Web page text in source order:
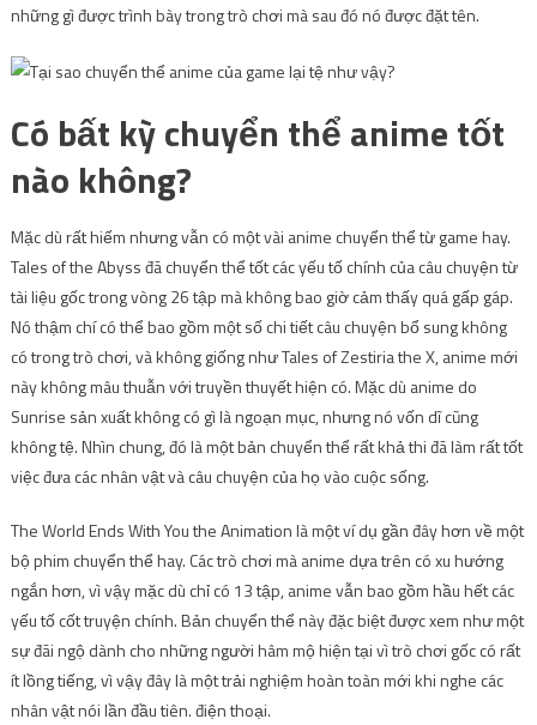
những gì được trình bày trong trò chơi mà sau đó nó được đặt tên.
Có bất kỳ chuyển thể anime tốt
nào không?
Mặc dù rất hiếm nhưng vẫn có một vài anime chuyển thể từ game hay.
Tales of the Abyss đã chuyển thể tốt các yếu tố chính của câu chuyện từ
tài liệu gốc trong vòng 26 tập mà không bao giờ cảm thấy quá gấp gáp.
Nó thậm chí có thể bao gồm một số chi tiết câu chuyện bổ sung không
có trong trò chơi, và không giống như Tales of Zestiria the X, anime mới
này không mâu thuẫn với truyền thuyết hiện có. Mặc dù anime do
Sunrise sản xuất không có gì là ngoạn mục, nhưng nó vốn dĩ cũng
không tệ. Nhìn chung, đó là một bản chuyển thể rất khả thi đã làm rất tốt
việc đưa các nhân vật và câu chuyện của họ vào cuộc sống.
The World Ends With You the Animation là một ví dụ gần đây hơn về một
bộ phim chuyển thể hay. Các trò chơi mà anime dựa trên có xu hướng
ngắn hơn, vì vậy mặc dù chỉ có 13 tập, anime vẫn bao gồm hầu hết các
yếu tố cốt truyện chính. Bản chuyển thể này đặc biệt được xem như một
sự đãi ngộ dành cho những người hâm mộ hiện tại vì trò chơi gốc có rất
ít lồng tiếng, vì vậy đây là một trải nghiệm hoàn toàn mới khi nghe các
nhân vật nói lần đầu tiên. điện thoại.